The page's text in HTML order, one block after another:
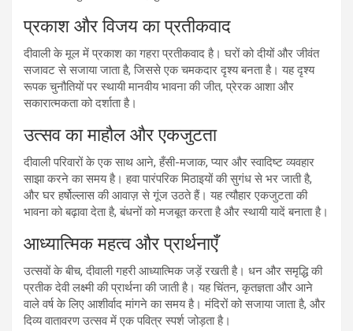
प्रकाश और विजय का प्रतीकवाद
दीवाली के मूल में प्रकाश का गहरा प्रतीकवाद है। घरों को दीयों और जीवंत
सजावट से सजाया जाता है, जिससे एक चमकदार दृश्य बनता है। यह दृश्य
रूपक चुनौतियों पर स्थायी मानवीय भावना की जीत, प्रेरक आशा और
सकारात्मकता को दर्शाता है।
उत्सव का माहौल और एकजुटता
दीवाली परिवारों के एक साथ आने, हँसी-मजाक, प्यार और स्वादिष्ट व्यवहार
साझा करने का समय है। हवा पारंपरिक मिठाइयों की सुगंध से भर जाती है,
और घर हर्षोल्लास की आवाज़ से गूंज उठते हैं। यह त्यौहार एकजुटता की
भावना को बढ़ावा देता है, बंधनों को मजबूत करता है और स्थायी यादें बनाता है।
आध्यात्मिक महत्व और प्रार्थनाएँ
उत्सवों के बीच, दीवाली गहरी आध्यात्मिक जड़ें रखती है। धन और समृद्धि की
प्रतीक देवी लक्ष्मी की प्रार्थना की जाती है। यह चिंतन, कृतज्ञता और आने
वाले वर्ष के लिए आशीर्वाद मांगने का समय है। मंदिरों को सजाया जाता है, और
दिव्य वातावरण उत्सव में एक पवित्र स्पर्श जोड़ता है।